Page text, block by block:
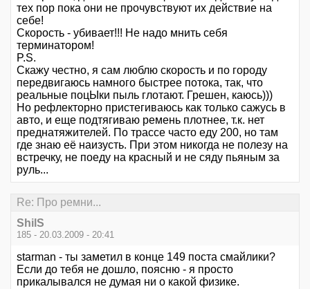
тех пор пока они не прочувствуют их действие на
себе!
Скорость - убивает!!! Не надо мнить себя
терминатором!
P.S.
Скажу честно, я сам люблю скорость и по городу
передвигаюсь намного быстрее потока, так, что
реальные поцЫки пыль глотают. Грешен, каюсь)))
Но рефлекторно пристегиваюсь как только сажусь в
авто, и еще подтягиваю ремень плотнее, т.к. нет
преднатяжителей. По трассе часто еду 200, но там
где знаю её наизусть. При этом никогда не полезу на
встречку, не поеду на красный и не сяду пьяным за
руль...
Re: Про ремни...
ShilS
185 - 20.03.2009 - 20:41
starman - ты заметил в конце 149 поста смайлики?
Если до тебя не дошло, поясню - я просто
прикалывался не думая ни о какой физике.